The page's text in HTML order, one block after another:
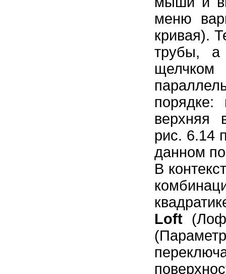
меню
кривая).
трубы, а
верхняя
рис. 6.14
данном
В
Loft